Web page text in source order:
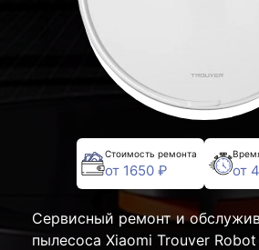
Стоимость ремонта
от 1650 ₽ от
Сервисный ремонт и
пылесоса Xiaomi Trouver